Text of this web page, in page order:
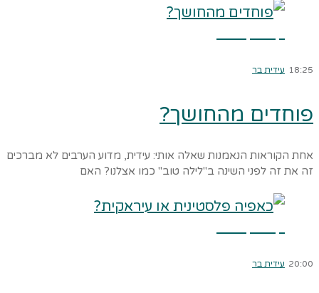
18:25 עידית בר
פוחדים מהחושך?
אחת הקוראות הנאמנות שאלה אותי: עידית, מדוע הערבים לא מברכים
זה את זה לפני השינה ב"לילה טוב" כמו אצלנו? האם
20:00 עידית בר